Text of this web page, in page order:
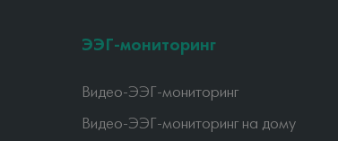
ЭЭГ-мониторинг
Видео-ЭЭГ-мониторинг
Видео-ЭЭГ-мониторинг на дому